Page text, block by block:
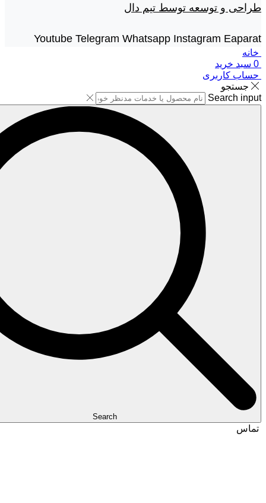
طراحی و توسعه توسط تیم دال
Youtube Telegram Whatsapp Instagram Eaparat
خانه
0 سبد خرید
حساب کاربری
جستجو
Search input
Search
تماس